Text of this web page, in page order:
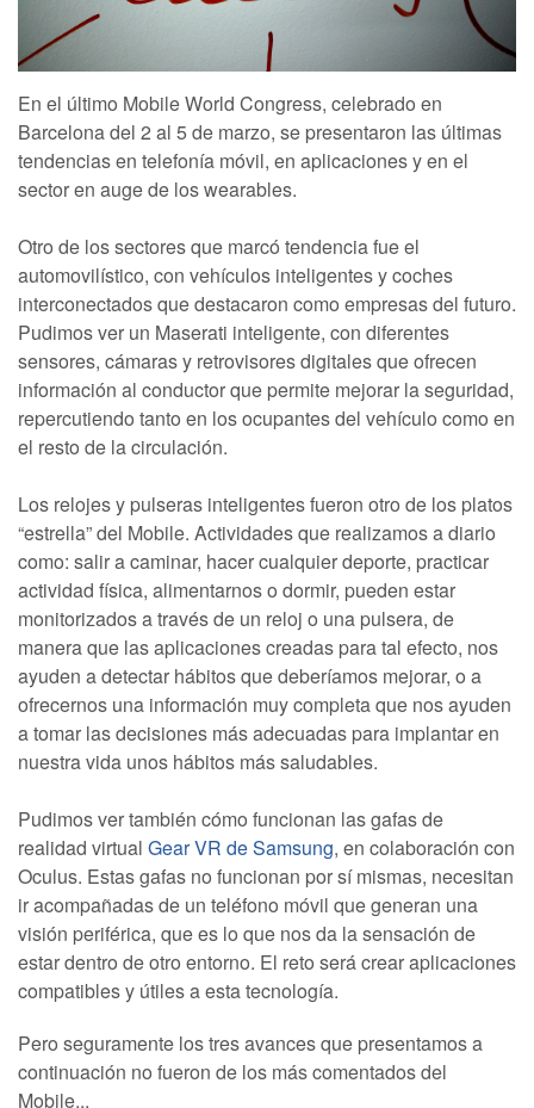
En el último Mobile World Congress, celebrado en
Barcelona del 2 al 5 de marzo, se presentaron las últimas
tendencias en telefonía móvil, en aplicaciones y en el
sector en auge de los wearables.
Otro de los sectores que marcó tendencia fue el
automovilístico, con vehículos inteligentes y coches
interconectados que destacaron como empresas del futuro.
Pudimos ver un Maserati inteligente, con diferentes
sensores, cámaras y retrovisores digitales que ofrecen
información al conductor que permite mejorar la seguridad,
repercutiendo tanto en los ocupantes del vehículo como en
el resto de la circulación.
Los relojes y pulseras inteligentes fueron otro de los platos
“estrella” del Mobile. Actividades que realizamos a diario
como: salir a caminar, hacer cualquier deporte, practicar
actividad física, alimentarnos o dormir, pueden estar
monitorizados a través de un reloj o una pulsera, de
manera que las aplicaciones creadas para tal efecto, nos
ayuden a detectar hábitos que deberíamos mejorar, o a
ofrecernos una información muy completa que nos ayuden
a tomar las decisiones más adecuadas para implantar en
nuestra vida unos hábitos más saludables.
Pudimos ver también cómo funcionan las gafas de
realidad virtual Gear VR de Samsung, en colaboración con
Oculus. Estas gafas no funcionan por sí mismas, necesitan
ir acompañadas de un teléfono móvil que generan una
visión periférica, que es lo que nos da la sensación de
estar dentro de otro entorno. El reto será crear aplicaciones
compatibles y útiles a esta tecnología.
Pero seguramente los tres avances que presentamos a
continuación no fueron de los más comentados del
Mobile...